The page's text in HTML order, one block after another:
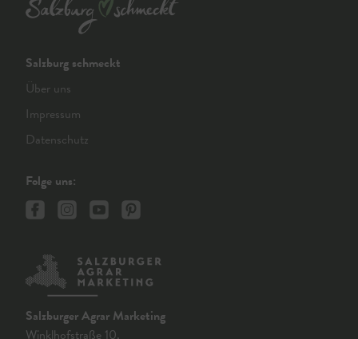
Salzburg schmeckt
Über uns
Impressum
Datenschutz
Folge uns:
Salzburger Agrar Marketing